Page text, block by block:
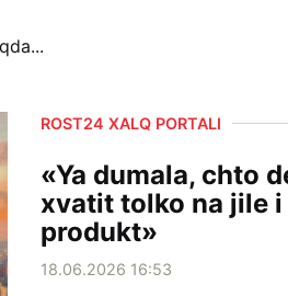
ROST24 XALQ PORTALI
«Ya dumala, chto
xvatit tolko na jile i
produkt»
18.06.2026 16:53